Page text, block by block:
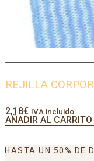
REJILLA
2,18€ IVA incluido
AÑADIR AL CARRITO
HASTA UN 50% DE